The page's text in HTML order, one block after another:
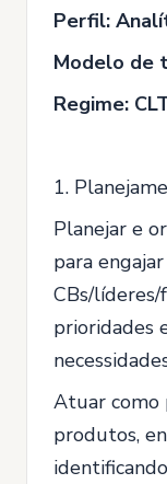
Perfil:
Modelo de
Regime:
1.
Planejar e
para
CBs/líderes/
prioridades
Atuar como
produtos,